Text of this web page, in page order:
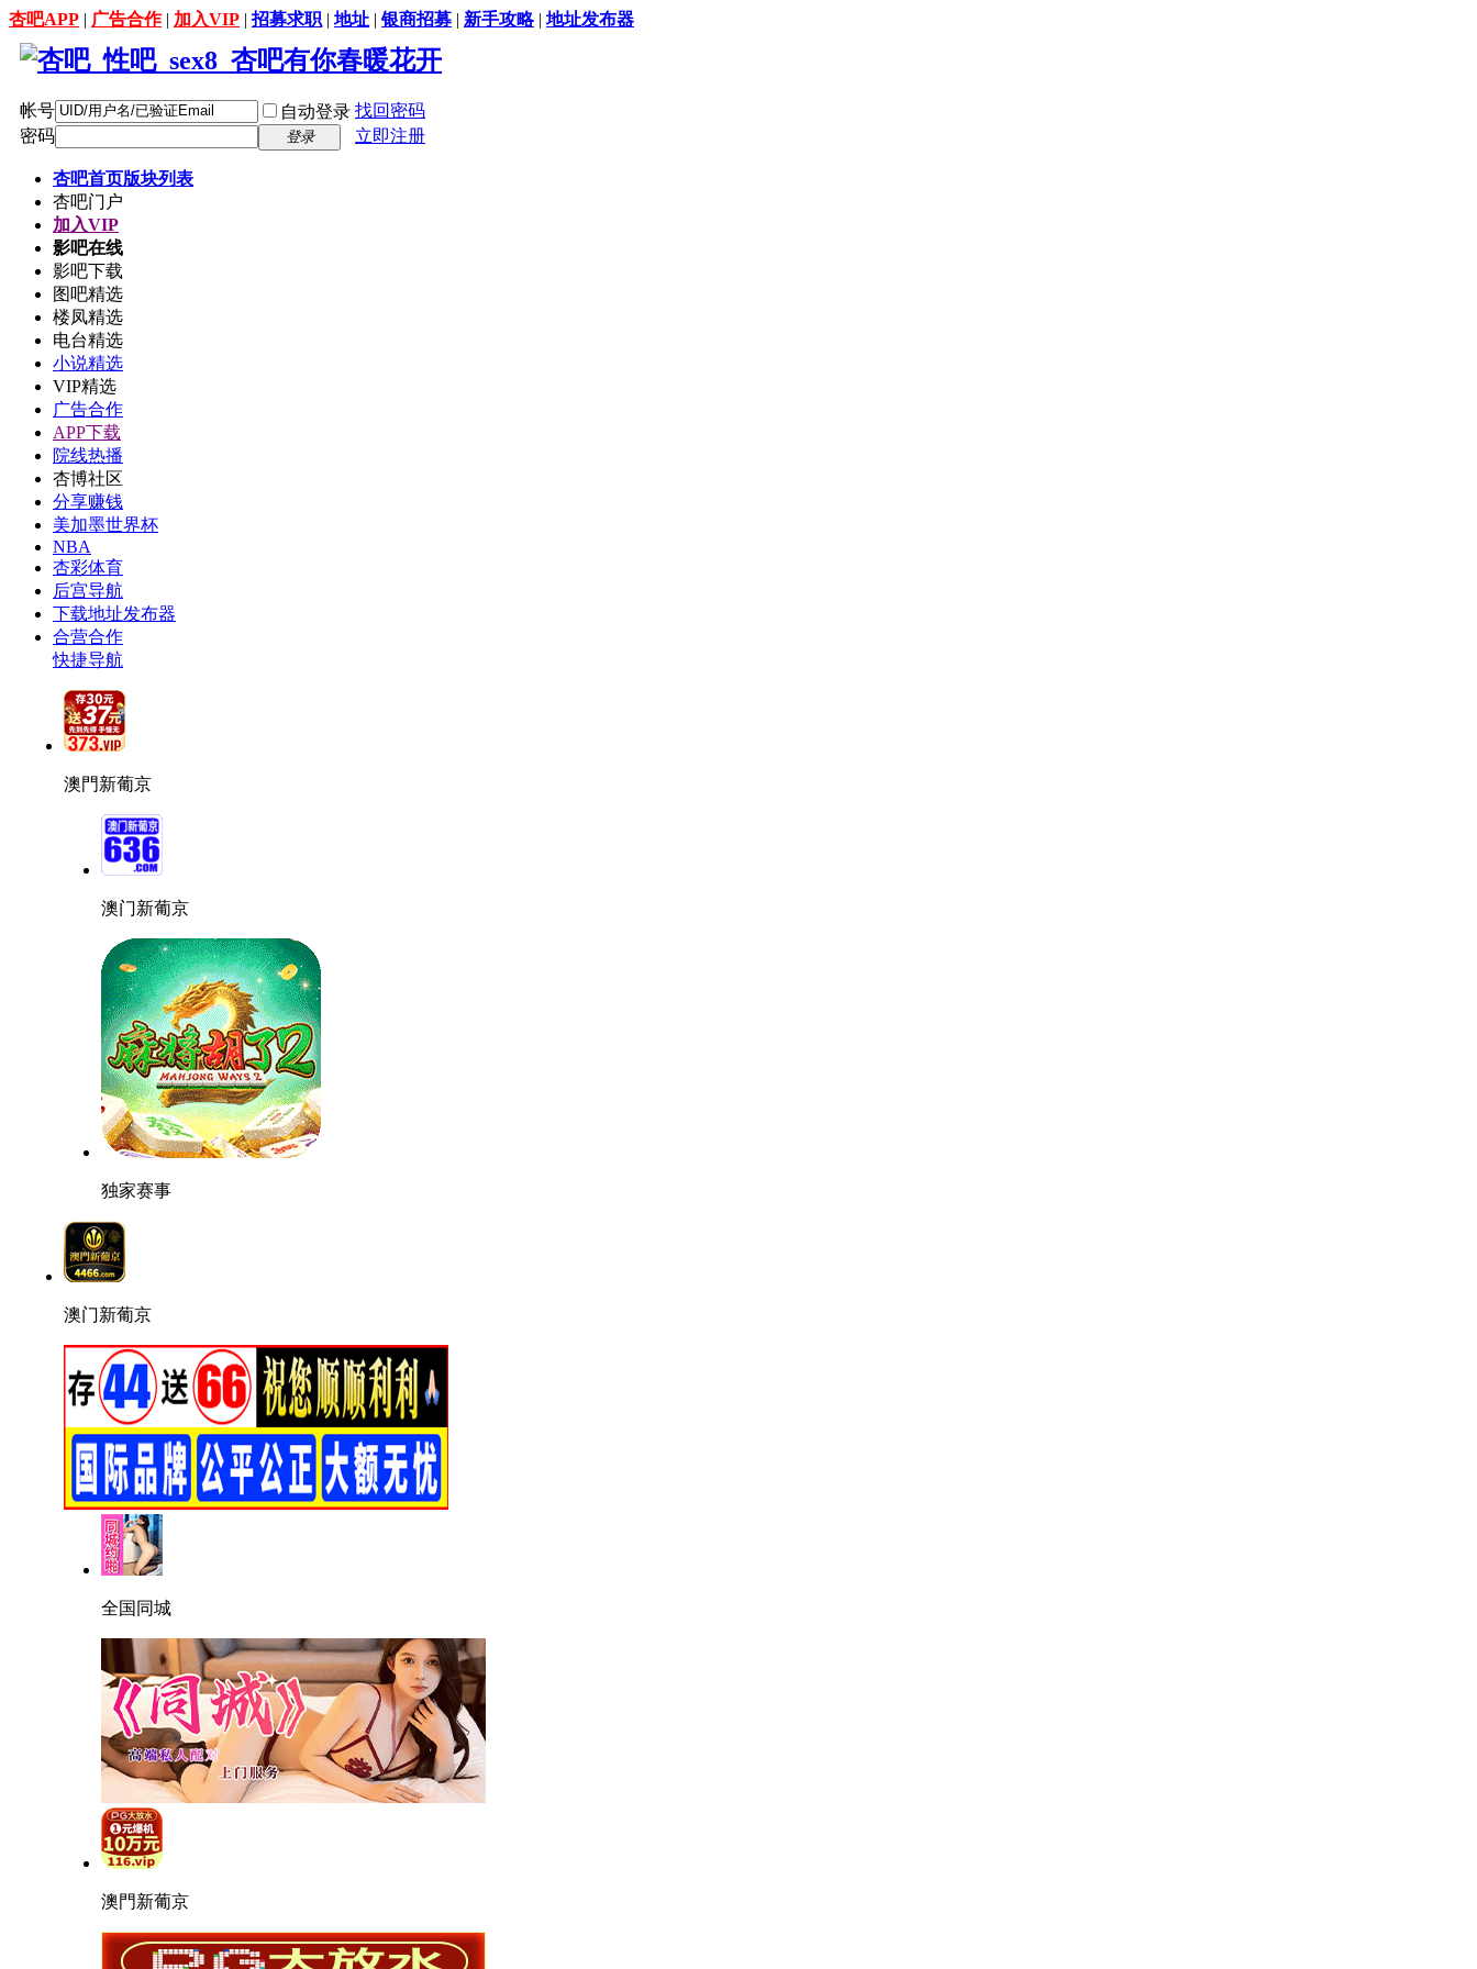
杏吧APP | 广告合作| 加入VIP | 招募求职 | 地址 |银商招募 | 新手攻略| 地址发布器
帐号 自动登录 找回密码
密码
登录 立即注册
杏吧首页版块列表
杏吧门户
加入VIP
影吧在线
影吧下载
图吧精选
楼凤精选
电台精选
小说精选
VIP精选
广告合作
APP下载
院线热播
杏博社区
分享赚钱
美加墨世界杯
NBA
杏彩体育
后宫导航
下载地址发布器
合营合作
快捷导航
澳門新葡京
澳门新葡京
独家赛事
澳门新葡京
全国同城
澳門新葡京